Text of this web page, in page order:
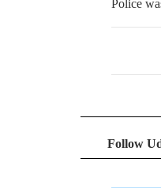
Police
Follow